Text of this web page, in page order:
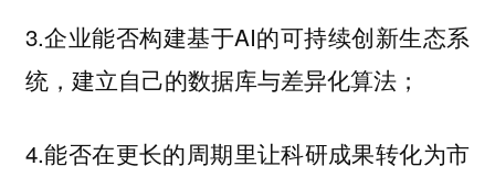
3.企业能否构建基于AI的可持续创新生态系
统，建立自己的数据库与差异化算法；
4.能否在更长的周期里让科研成果转化为市